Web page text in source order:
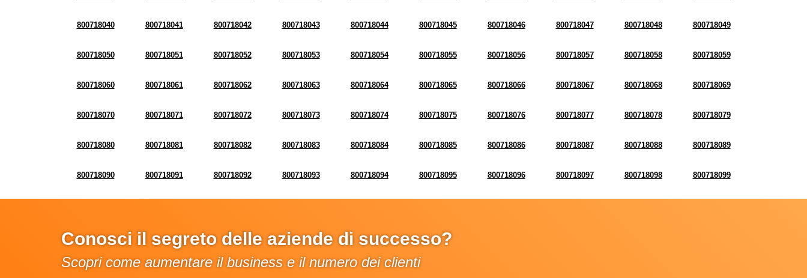
800718040 800718041 800718042 800718043 800718044 800718045 800718046 800718047 800718048 800718049
800718050 800718051 800718052 800718053 800718054 800718055 800718056 800718057 800718058 800718059
800718060 800718061 800718062 800718063 800718064 800718065 800718066 800718067 800718068 800718069
800718070 800718071 800718072 800718073 800718074 800718075 800718076 800718077 800718078 800718079
800718080 800718081 800718082 800718083 800718084 800718085 800718086 800718087 800718088 800718089
800718090 800718091 800718092 800718093 800718094 800718095 800718096 800718097 800718098 800718099
Conosci il segreto delle aziende di successo?
Scopri come aumentare il business e il numero dei clienti